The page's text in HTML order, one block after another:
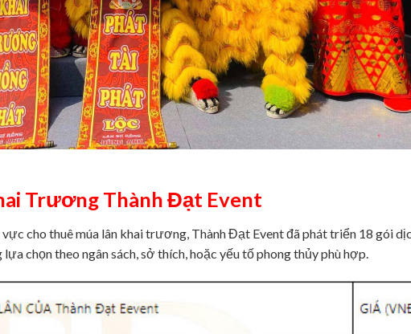
Trương Thành Đạt Event
cho thuê múa lân khai trương, Thành Đạt Event đã phát triển 18 gói
chọn theo ngân sách, sở thích, hoặc yếu tố phong thủy phù hợp.